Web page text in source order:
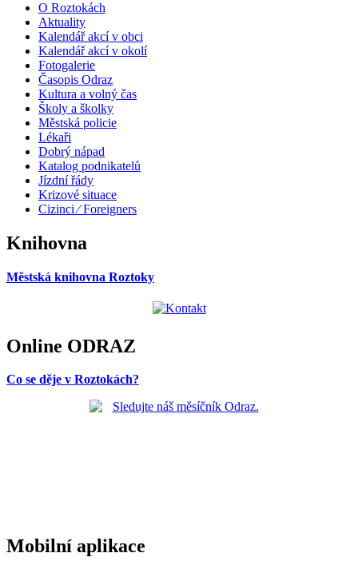
O Roztokách
Aktuality
Kalendář akcí v obci
Kalendář akcí v okolí
Fotogalerie
Časopis Odraz
Kultura a volný čas
Školy a školky
Městská policie
Lékaři
Dobrý nápad
Katalog podnikatelů
Jízdní řády
Krizové situace
Cizinci ⁄ Foreigners
Knihovna
Městská knihovna Roztoky
Online ODRAZ
Co se děje v Roztokách?
Mobilní aplikace